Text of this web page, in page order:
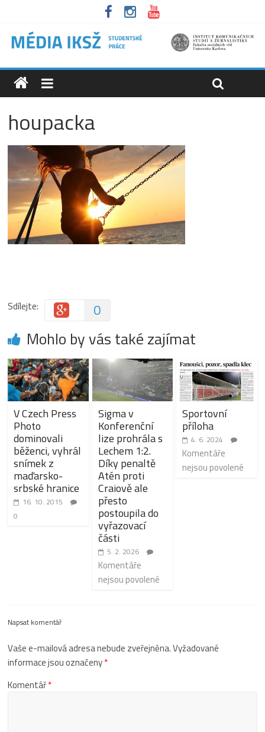
houpacka
Sdílejte: 0
Mohlo by vás také zajímat
V Czech Press
Photo
dominovali
běženci, vyhrál
snímek z
maďarsko-
srbské hranice
16. 10. 2015
0
Sigma v
Konferenční
lize prohrála s
Lechem 1:2.
Díky penaltě
Atén proti
Craiově ale
přesto
postoupila do
vyřazovací
části
5. 2. 2026
Komentáře
nejsou povolené
Sportovní
příloha
4. 6. 2024
Komentáře
nejsou povolené
Napsat komentář
Vaše e-mailová adresa nebude zveřejněna.Vyžadované
informace jsou označeny*
Komentář*